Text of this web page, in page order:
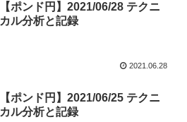
【ポンド円】2021/06/28 テクニ
カル分析と記録
2021.06.28
【ポンド円】2021/06/25 テクニ
カル分析と記録